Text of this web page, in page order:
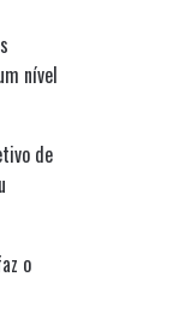
nível
de
o